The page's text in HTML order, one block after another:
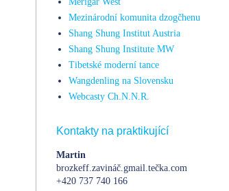
Mezinárodní komunita dzogčhenu
Shang Shung Institut Austria
Shang Shung Institute MW
Tibetské moderní tance
Wangdenling na Slovensku
Webcasty Ch.N.N.R.
Kontakty na praktikující
Martin
brozkeff.zavináč.gmail.tečka.com
+420 737 740 166